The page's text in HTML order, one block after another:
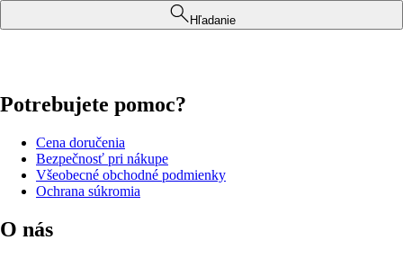
Hľadanie
Potrebujete pomoc?
Cena doručenia
Bezpečnosť pri nákupe
Všeobecné obchodné podmienky
Ochrana súkromia
O nás